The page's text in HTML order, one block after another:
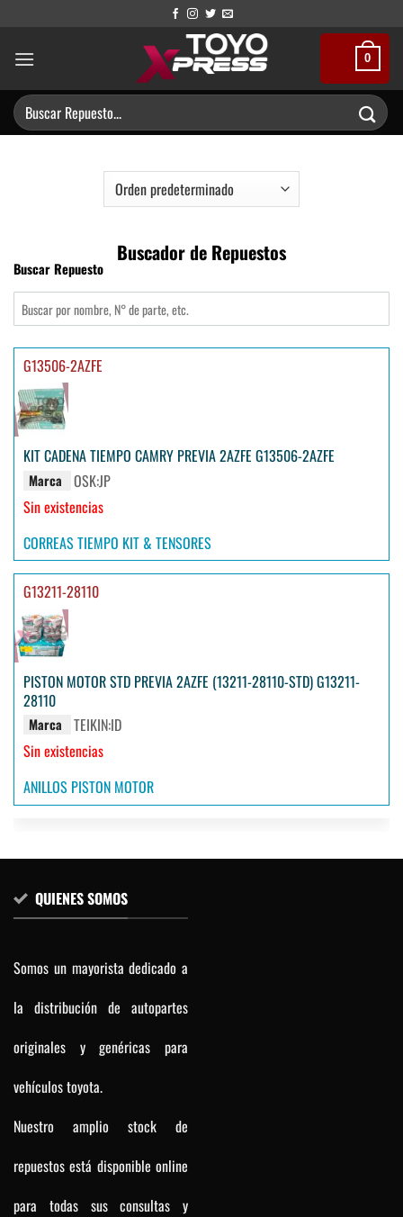
contenido
0
Buscar
por:
Buscador de Repuestos
Buscar Repuesto
G13506-2AZFE
KIT CADENA TIEMPO CAMRY PREVIA 2AZFE G13506-2AZFE
Marca
OSK:JP
Sin existencias
CORREAS TIEMPO KIT & TENSORES
G13211-28110
PISTON MOTOR STD PREVIA 2AZFE (13211-28110-STD) G13211-
28110
Marca
TEIKIN:ID
Sin existencias
ANILLOS PISTON MOTOR
QUIENES SOMOS
Somos un mayorista dedicado a
la distribución de autopartes
originales y genéricas para
vehículos toyota.
Nuestro amplio stock de
repuestos está disponible online
para todas sus consultas y